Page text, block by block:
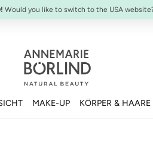
Would you like to switch to the USA
MAKE-UP KÖRPER & HAARE